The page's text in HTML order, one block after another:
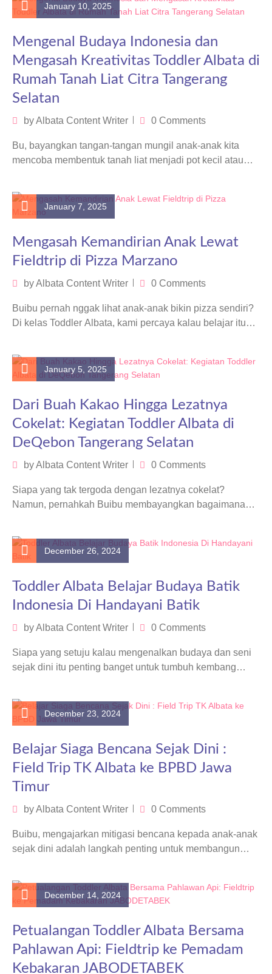
January 10, 2025
Mengenal Budaya Indonesia dan
Mengasah Kreativitas Toddler Albata di
Rumah Tanah Liat Citra Tangerang
Selatan
byAlbata Content Writer 0 Comments
Bu, bayangkan tangan-tangan mungil anak-anak kita
mencoba membentuk tanah liat menjadi pot kecil atau
January 7, 2025
Mengasah Kemandirian Anak Lewat
Fieldtrip di Pizza Marzano
byAlbata Content Writer 0 Comments
Buibu pernah nggak lihat anak-anak bikin pizza sendiri?
Di kelas Toddler Albata, kami percaya kalau belajar itu
January 5, 2025
Dari Buah Kakao Hingga Lezatnya
Cokelat: Kegiatan Toddler Albata di
DeQebon Tangerang Selatan
byAlbata Content Writer 0 Comments
Siapa yang tak tergoda dengan lezatnya cokelat?
Namun, pernahkah Buibu membayangkan bagaimana
December 26, 2024
Toddler Albata Belajar Budaya Batik
Indonesia Di Handayani Batik
byAlbata Content Writer 0 Comments
Siapa yang setuju kalau mengenalkan budaya dan seni
sejak dini itu penting banget untuk tumbuh kembang
December 23, 2024
Belajar Siaga Bencana Sejak Dini :
Field Trip TK Albata ke BPBD Jawa
Timur
byAlbata Content Writer 0 Comments
Buibu, mengajarkan mitigasi bencana kepada anak-anak
sejak dini adalah langkah penting untuk membangun
December 14, 2024
Petualangan Toddler Albata Bersama
Pahlawan Api: Fieldtrip ke Pemadam
Kebakaran JABODETABEK